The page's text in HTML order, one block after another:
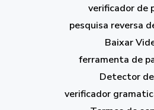
verificador de
pesquisa reversa
Baixar
ferramenta de
Detector
verificador